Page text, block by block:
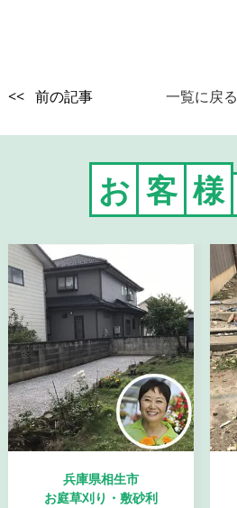
<< 前の記事 一覧に戻る
お 客 様
兵庫県相生市
お庭草刈り・敷砂利